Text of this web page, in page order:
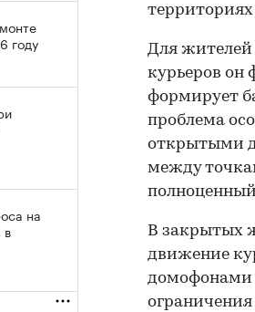
Для жителей
курьеров он
формирует
проблема
открытыми
между
В закрытых
движение
домофонами
году
на
в